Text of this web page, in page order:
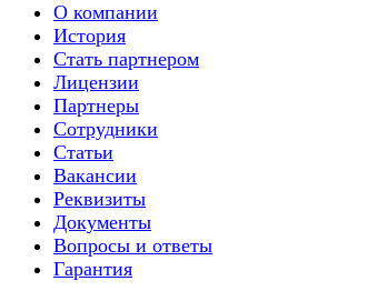
О компании
История
Стать партнером
Лицензии
Партнеры
Сотрудники
Статьи
Вакансии
Реквизиты
Документы
Вопросы и ответы
Гарантия